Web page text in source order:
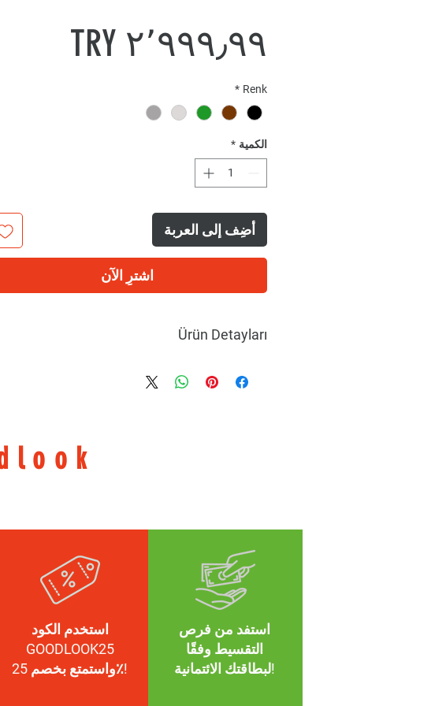
Renk
*
الكمية *
أضِف إلى العربة
اشترِ الآن
Ürün Detayları
Cinsiyet : Unisex
استخدم الكود
GOODLOOK25
واستمتع بخصم 25٪!
استفد من فرص
التقسيط وفقًا
لبطاقتك الائتمانية!